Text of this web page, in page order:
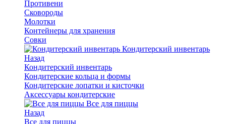
Противени
Сковороды
Молотки
Контейнеры для хранения
Совки
Кондитерский инвентарь
Назад
Кондитерский инвентарь
Кондитерские кольца и формы
Кондитерские лопатки и кисточки
Аксессуары кондитерские
Все для пиццы
Назад
Все для пиццы